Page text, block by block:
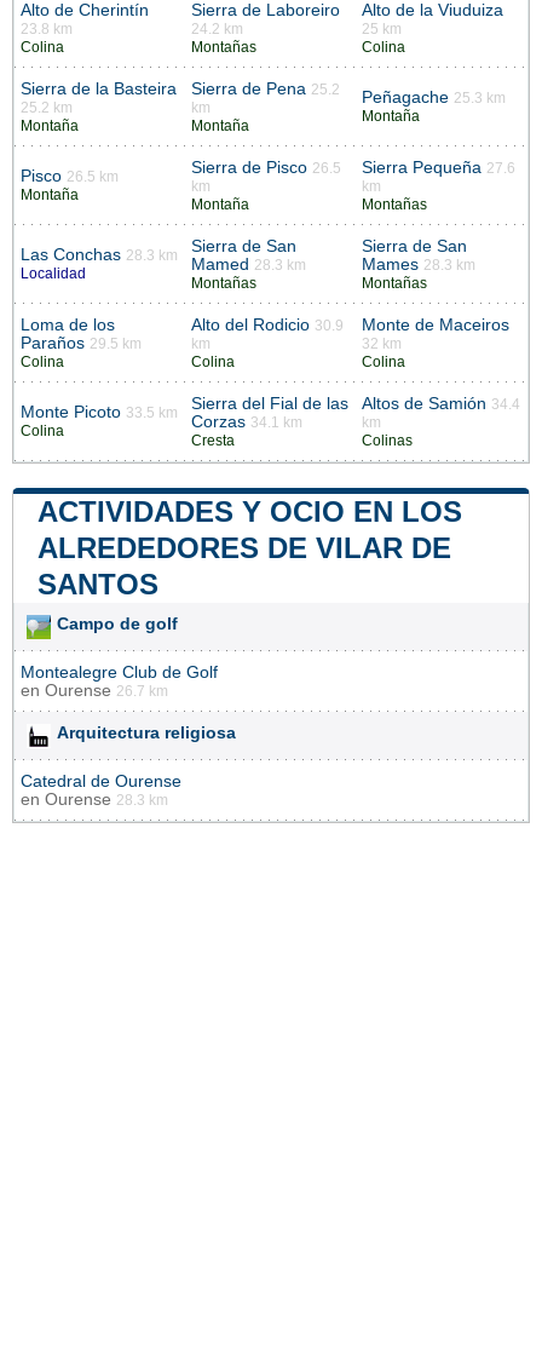
Alto de Cherintín
23.8 km
Colina
Sierra de Laboreiro
24.2 km
Montañas
Alto de la Viuduiza
25 km
Colina
Sierra de la Basteira
25.2 km
Montaña
Sierra de Pena 25.2
km
Montaña
Peñagache 25.3 km
Montaña
Pisco 26.5 km
Montaña
Sierra de Pisco 26.5
km
Montaña
Sierra Pequeña 27.6
km
Montañas
Las Conchas 28.3 km
Localidad
Sierra de San
Mamed 28.3 km
Montañas
Sierra de San
Mames 28.3 km
Montañas
Loma de los
Paraños 29.5 km
Colina
Alto del Rodicio 30.9
km
Colina
Monte de Maceiros
32 km
Colina
Monte Picoto 33.5 km
Colina
Sierra del Fial de las
Corzas 34.1 km
Cresta
Altos de Samión 34.4
km
Colinas
ACTIVIDADES Y OCIO EN LOS
ALREDEDORES DE VILAR DE
SANTOS
Campo de golf
Montealegre Club de Golf
en Ourense 26.7 km
Arquitectura religiosa
Catedral de Ourense
en Ourense 28.3 km